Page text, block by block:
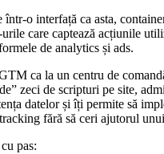
într-o interfață ca asta,
care captează acțiunile
de analytics și ads.
ca la un centru de
zeci de scripturi pe site,
datelor și îți permite să
fără să ceri ajutorul
pas: